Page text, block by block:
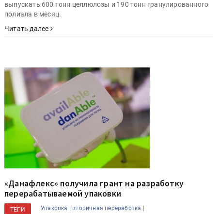
выпускать 600 тонн целлюлозы и 190 тонн гранулированного
полиала в месяц.
Читать далее
«Данафлекс» получила грант на разработку
перерабатываемой упаковки
ТЕГИ Упаковка | вторичная переработка |